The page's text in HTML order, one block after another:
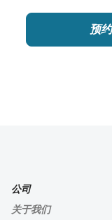
预
公司
关于我们